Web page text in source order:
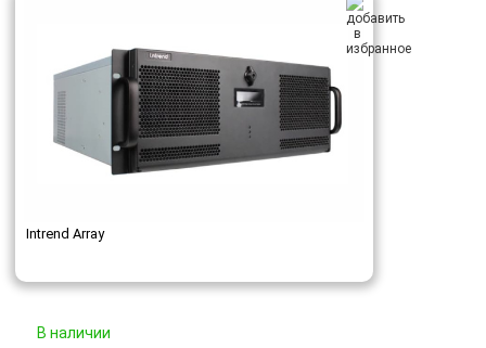
Intrend Array
В наличии